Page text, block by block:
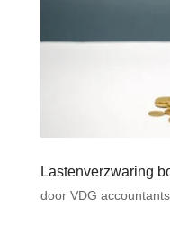
Lastenverzwaring
door VDG accountants